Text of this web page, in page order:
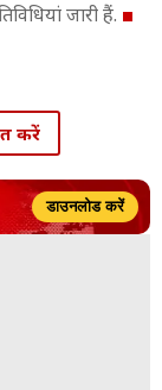
जारी हैं.
करें
डाउनलोड करें